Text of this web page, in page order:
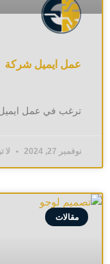
عمل ايميل شركة
ترغب في عمل ايميل
نوفمبر 27, 2024 لا
مقالات